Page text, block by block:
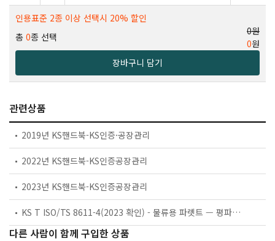
인용표준 2종 이상 선택시 20% 할인
총 0종 선택
0원
0원
장바구니 담기
관련상품
2019년 KS핸드북-KS인증·공장관리
2022년 KS핸드북-KS인증공장관리
2023년 KS핸드북-KS인증공장관리
KS T ISO/TS 8611-4(2023 확인) - 물류용 파렛트 — 평파렛트 ― 제4부: 플라스틱 파렛트의 경도 시험에서 회귀 분석을 이용한 크리프 반응 예측 절차
다른 사람이 함께 구입한 상품